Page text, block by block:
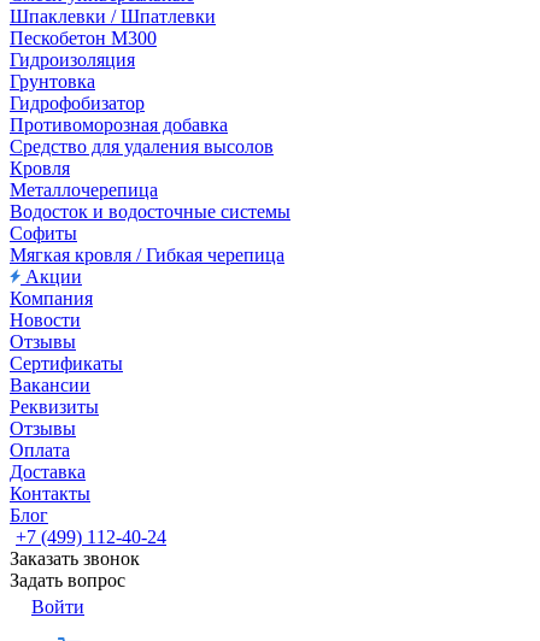
Шпаклевки / Шпатлевки
Пескобетон М300
Гидроизоляция
Грунтовка
Гидрофобизатор
Противоморозная добавка
Средство для удаления высолов
Кровля
Металлочерепица
Водосток и водосточные системы
Софиты
Мягкая кровля / Гибкая черепица
Акции
Компания
Новости
Отзывы
Сертификаты
Вакансии
Реквизиты
Отзывы
Оплата
Доставка
Контакты
Блог
+7 (499) 112-40-24
Заказать звонок
Задать вопрос
Войти